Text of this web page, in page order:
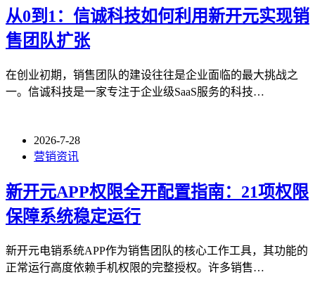
从0到1：信诚科技如何利用新开元实现销
售团队扩张
在创业初期，销售团队的建设往往是企业面临的最大挑战之
一。信诚科技是一家专注于企业级SaaS服务的科技…
2026-7-28
营销资讯
新开元APP权限全开配置指南：21项权限
保障系统稳定运行
新开元电销系统APP作为销售团队的核心工作工具，其功能的
正常运行高度依赖手机权限的完整授权。许多销售…